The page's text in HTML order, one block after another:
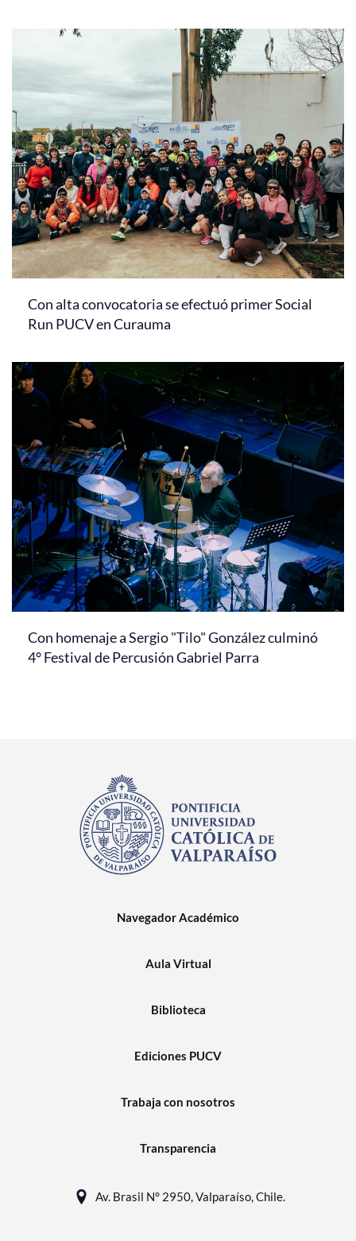
Con alta convocatoria se efectuó primer Social
Run PUCV en Curauma
Con homenaje a Sergio "Tilo" González culminó
4° Festival de Percusión Gabriel Parra
Navegador Académico
Aula Virtual
Biblioteca
Ediciones PUCV
Trabaja con nosotros
Transparencia
Av. Brasil N° 2950, Valparaíso, Chile.